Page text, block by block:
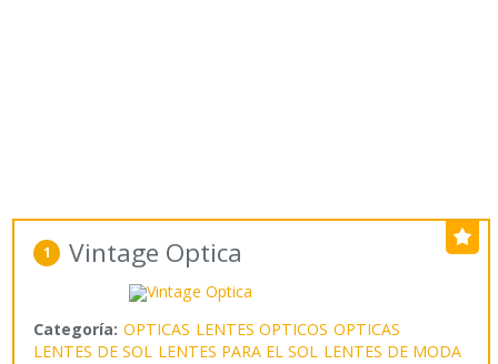
1 Vintage Optica
Categoría: OPTICAS LENTES OPTICOS OPTICAS
LENTES DE SOL LENTES PARA EL SOL LENTES DE MODA